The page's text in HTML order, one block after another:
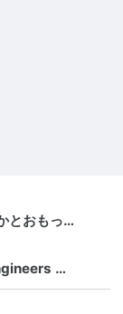
とおもっ…
…